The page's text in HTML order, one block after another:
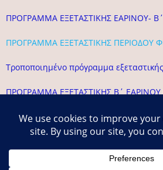
ΠΡΟΓΡΑΜΜΑ ΕΞΕΤΑΣΤΙΚΗΣ ΕΑΡΙΝΟΥ-
ΠΡΟΓΡΑΜΜΑ ΕΞΕΤΑΣΤΙΚΗΣ ΠΕΡΙΟΔΟΥ
Τροποποιημένο πρόγραμμα
ΠΡΟΓΡΑΜΜΑ ΕΞΕΤΑΣΤΙΚΗΣ Β΄
ΠΡΟΓΡΑΜΜΑ-ΕΞΕΤΑΣΤΙΚΗΣ-Α΄ΧΕΙΜ-
ΠΡΟΓΡΑΜΜΑ-ΕΞΕΤΑΣΤΙΚΗΣ-Γ΄ΧΕΙΜ-